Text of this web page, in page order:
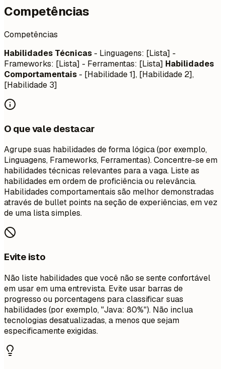
Competências
Competências
Habilidades Técnicas - Linguagens: [Lista] -
Frameworks: [Lista] - Ferramentas: [Lista] Habilidades
Comportamentais - [Habilidade 1], [Habilidade 2],
[Habilidade 3]
O que vale destacar
Agrupe suas habilidades de forma lógica (por exemplo,
Linguagens, Frameworks, Ferramentas). Concentre-se em
habilidades técnicas relevantes para a vaga. Liste as
habilidades em ordem de proficiência ou relevância.
Habilidades comportamentais são melhor demonstradas
através de bullet points na seção de experiências, em vez
de uma lista simples.
Evite isto
Não liste habilidades que você não se sente confortável
em usar em uma entrevista. Evite usar barras de
progresso ou porcentagens para classificar suas
habilidades (por exemplo, "Java: 80%"). Não inclua
tecnologias desatualizadas, a menos que sejam
especificamente exigidas.